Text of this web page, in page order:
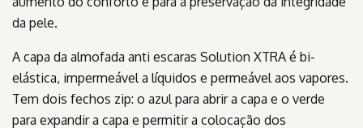
da pele.
A capa da almofada anti escaras Solution XTRA é bi-
elástica, impermeável a líquidos e permeável aos vapores.
Tem dois fechos zip: o azul para abrir a capa e o verde
para expandir a capa e permitir a colocação dos